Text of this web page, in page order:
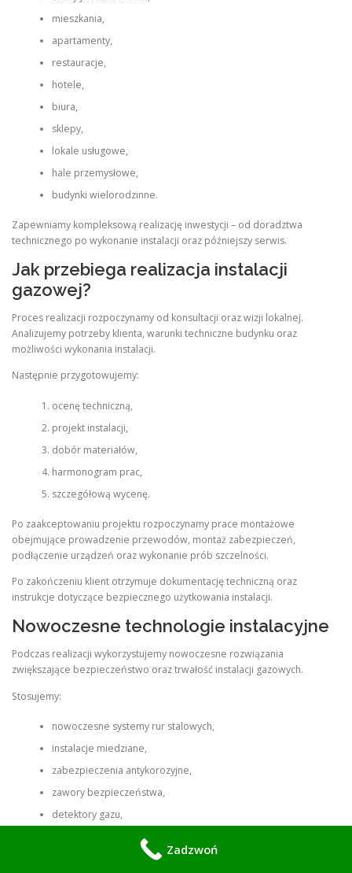
mieszkania,
apartamenty,
restauracje,
hotele,
biura,
sklepy,
lokale usługowe,
hale przemysłowe,
budynki wielorodzinne.
Zapewniamy kompleksową realizację inwestycji – od doradztwa
technicznego po wykonanie instalacji oraz późniejszy serwis.
Jak przebiega realizacja instalacji
gazowej?
Proces realizacji rozpoczynamy od konsultacji oraz wizji lokalnej.
Analizujemy potrzeby klienta, warunki techniczne budynku oraz
możliwości wykonania instalacji.
Następnie przygotowujemy:
ocenę techniczną,
projekt instalacji,
dobór materiałów,
harmonogram prac,
szczegółową wycenę.
Po zaakceptowaniu projektu rozpoczynamy prace montażowe
obejmujące prowadzenie przewodów, montaż zabezpieczeń,
podłączenie urządzeń oraz wykonanie prób szczelności.
Po zakończeniu klient otrzymuje dokumentację techniczną oraz
instrukcje dotyczące bezpiecznego użytkowania instalacji.
Nowoczesne technologie instalacyjne
Podczas realizacji wykorzystujemy nowoczesne rozwiązania
zwiększające bezpieczeństwo oraz trwałość instalacji gazowych.
Stosujemy:
nowoczesne systemy rur stalowych,
instalacje miedziane,
zabezpieczenia antykorozyjne,
zawory bezpieczeństwa,
detektory gazu,
systemy automatycznego odcięcia,
profesjonalne urządzenia pomiarowe.
Zadzwoń